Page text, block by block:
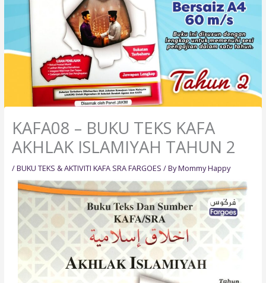
KAFA08 – BUKU TEKS KAFA
AKHLAK ISLAMIYAH TAHUN 2
/BUKU TEKS & AKTIVITI KAFA SRA FARGOES / ByMommy Happy